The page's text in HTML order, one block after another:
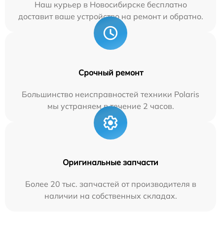
Наш курьер в Новосибирске бесплатно
доставит ваше устройство на ремонт и обратно.
Срочный ремонт
Большинство неисправностей техники Polaris
мы устраняем в течение 2 часов.
Оригинальные запчасти
Более 20 тыс. запчастей от производителя в
наличии на собственных складах.